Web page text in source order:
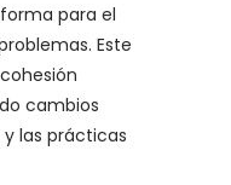
para el
Este
cambios
las prácticas